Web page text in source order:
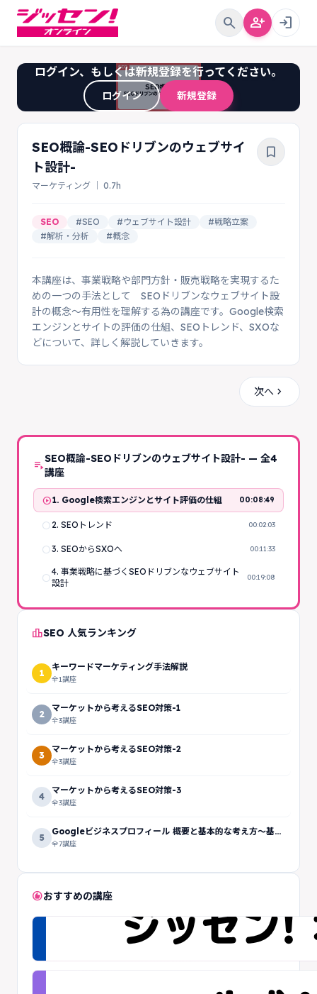
search person_add login
ログイン、もしくは新規登録を行ってください。
ログイン 新規登録
SEO概論-SEOドリブンのウェブサイ
ト設計-
マーケティング ｜ 0.7h
bookmark_border
SEO #SEO #ウェブサイト設計
#戦略立案
#解析・分析
#概念
本講座は、事業戦略や部門方針・販売戦略を実現するた
めの一つの手法として SEOドリブンなウェブサイト設
計の概念～有用性を理解する為の講座です。Google検索
エンジンとサイトの評価の仕組、SEOトレンド、SXOな
どについて、詳しく解説していきます。
次へ chevron_right
playlist_playSEO概論-SEOドリブンのウェブサイト設計- — 全4
講座
play_circle1. Google検索エンジンとサイト評価の仕組 00:08:49
radio_button_unchecked 2. SEOトレンド 00:02:03
radio_button_unchecked3. SEOからSXOへ 00:11:33
radio_button_unchecked
4. 事業戦略に基づくSEOドリブンなウェブサイト
設計
00:19:08
recommendおすすめの講座
leaderboardSEO 人気ランキング
1
キーワードマーケティング手法解説
全1講座
2
マーケットから考えるSEO対策-1
全3講座
3
マーケットから考えるSEO対策-2
全3講座
4
マーケットから考えるSEO対策-3
全3講座
5
Googleビジネスプロフィール 概要と基本的な考え方～基礎
編～
全7講座